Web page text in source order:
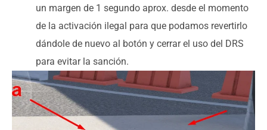
un margen de 1 segundo aprox. desde el momento
de la activación ilegal para que podamos revertirlo
dándole de nuevo al botón y cerrar el uso del DRS
para evitar la sanción.